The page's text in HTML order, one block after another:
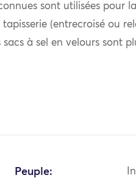
sont utilisées pour
(entrecroisé ou
à sel en velours sont
Peuple: